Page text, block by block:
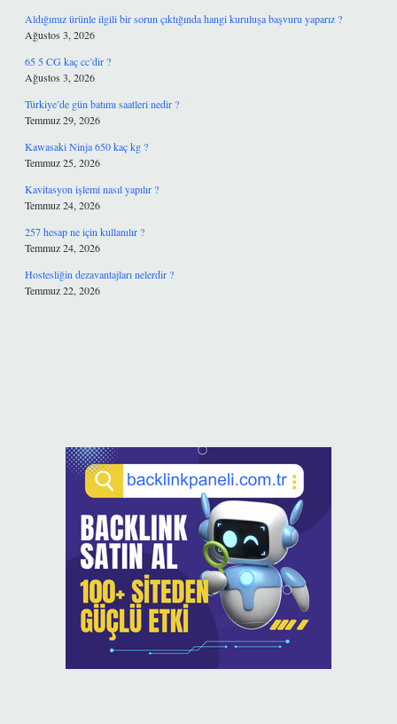
Aldığımız ürünle ilgili bir sorun çıktığında hangi kuruluşa başvuru yaparız ?
Ağustos 3, 2026
65 5 CG kaç cc’dir ?
Ağustos 3, 2026
Türkiye’de gün batımı saatleri nedir ?
Temmuz 29, 2026
Kawasaki Ninja 650 kaç kg ?
Temmuz 25, 2026
Kavitasyon işlemi nasıl yapılır ?
Temmuz 24, 2026
257 hesap ne için kullanılır ?
Temmuz 24, 2026
Hostesliğin dezavantajları nelerdir ?
Temmuz 22, 2026